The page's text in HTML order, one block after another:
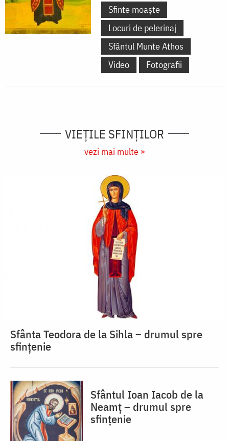
Sfinte moaște
Locuri de pelerinaj
Sfântul Munte Athos
Video
Fotografii
VIEŢILE SFINŢILOR
vezi mai multe »
Sfânta Teodora de la Sihla – drumul spre
sfințenie
Sfântul Ioan Iacob de la
Neamț – drumul spre
sfințenie